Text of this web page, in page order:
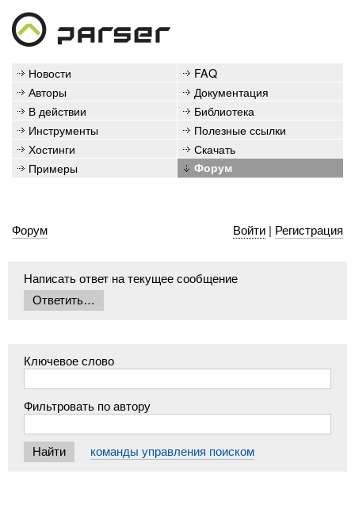
Новости
FAQ
Авторы
Документация
В действии
Библиотека
Инструменты
Полезные ссылки
Хостинги
Скачать
Примеры
Форум
Форум Войти| Регистрация
Написать ответ на текущее сообщение
Ключевое слово
Фильтровать по автору
команды управления поиском